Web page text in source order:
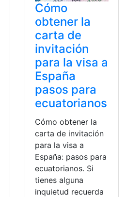
Cómo
obtener la
carta de
invitación
para la visa a
España
pasos para
ecuatorianos
Cómo obtener la
carta de invitación
para la visa a
España: pasos para
ecuatorianos. Si
tienes alguna
inquietud recuerda